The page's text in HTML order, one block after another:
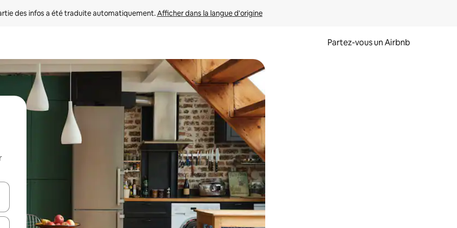
des infos a été traduite automatiquement. Afficher dans la langue d'origine
Partez-vous un Airbnb
les flèches vers le haut et vers le bas, ou en appuyant dessus et en les faisant glisser.